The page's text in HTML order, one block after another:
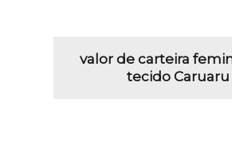
valor de carteira
tecido Caruaru